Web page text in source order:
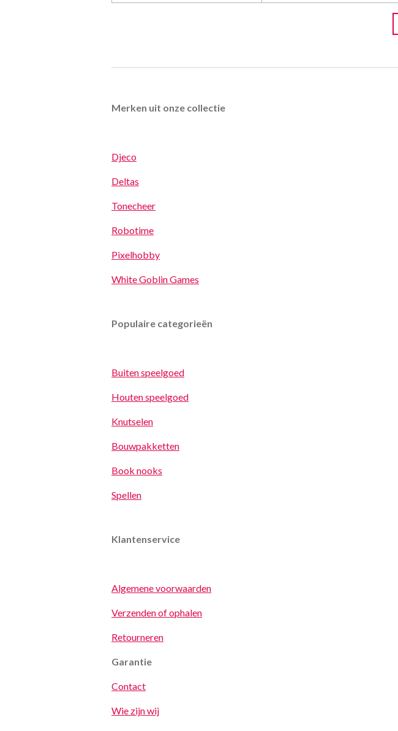
Merken uit onze collectie
Djeco
Deltas
Tonecheer
Robotime
Pixelhobby
White Goblin Games
Populaire categorieën
Buiten speelgoed
Houten speelgoed
Knutselen
Bouwpakketten
Book nooks
Spellen
Klantenservice
Algemene voorwaarden
Verzenden of ophalen
Retourneren
Garantie
Contact
Wie zijn wij